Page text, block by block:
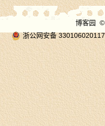
博客园
©
浙公网安备